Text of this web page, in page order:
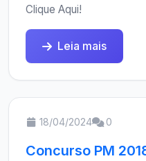
Clique Aqui!
Leia mais
18/04/2024 0
Concurso PM